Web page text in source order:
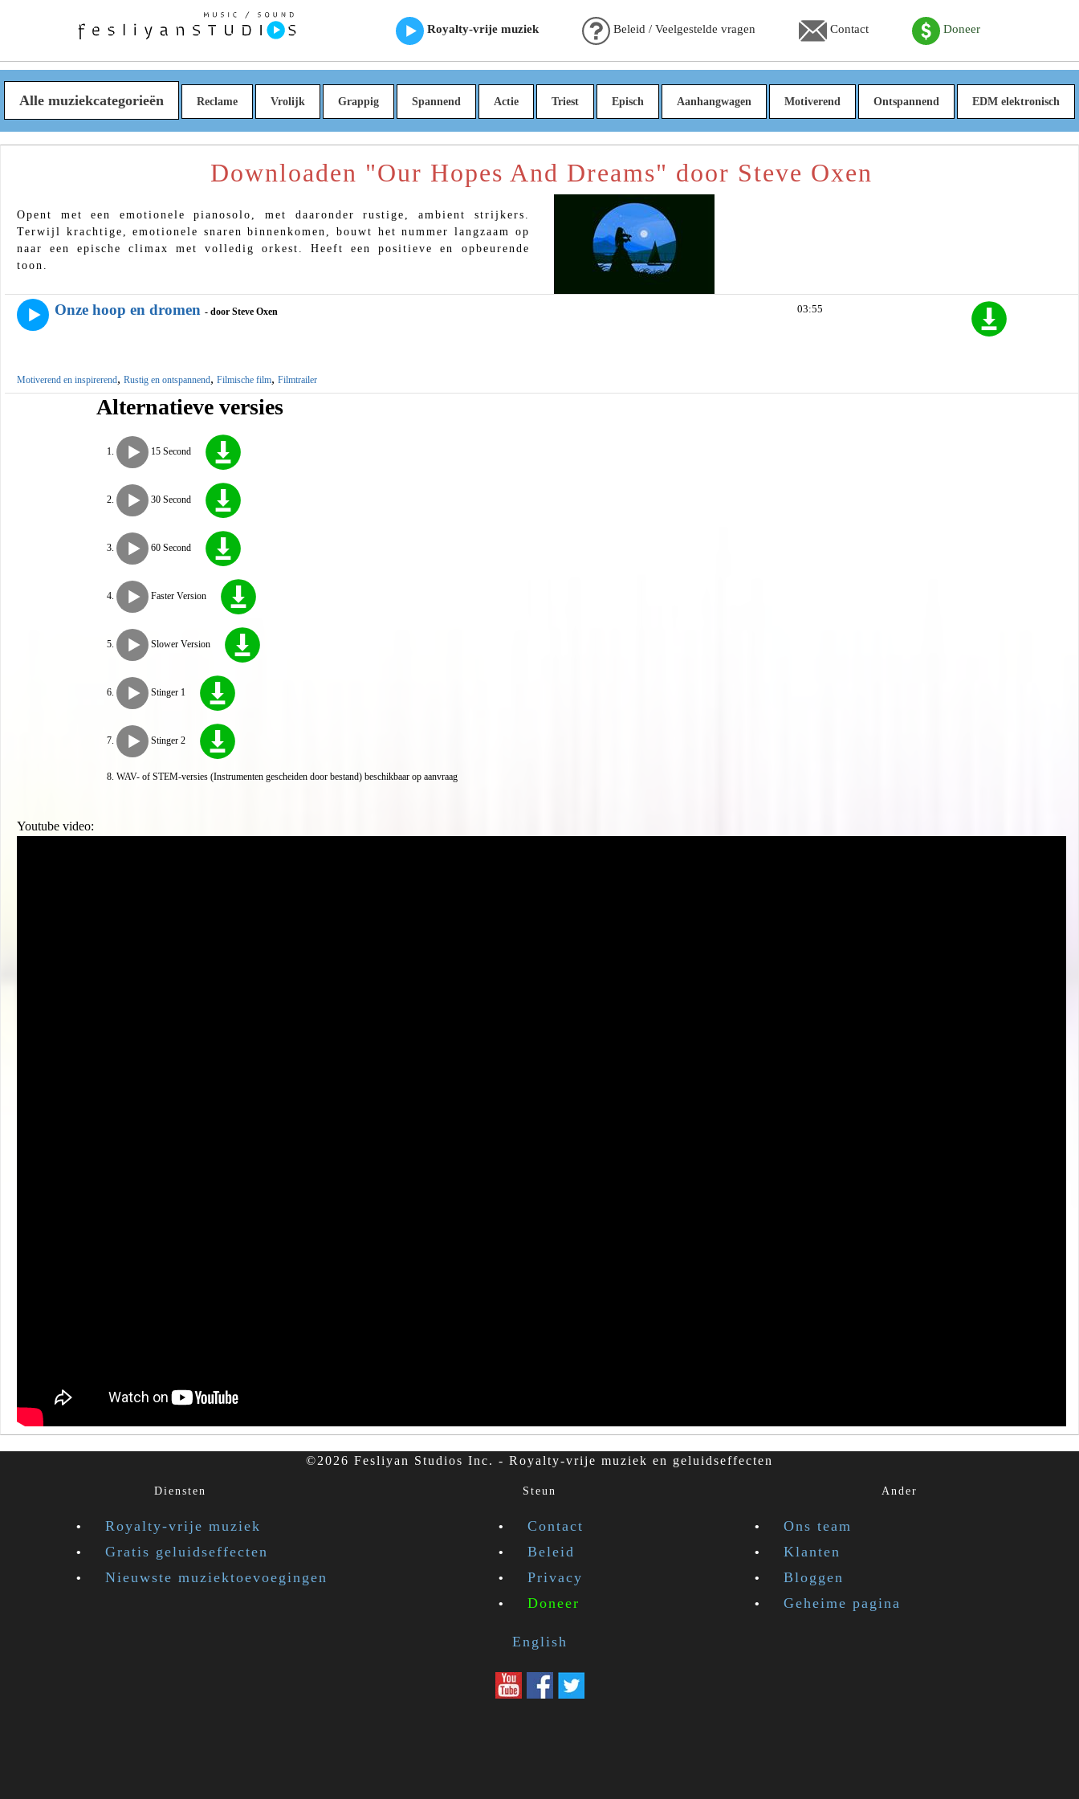
Royalty-vrije muziek Beleid / Veelgestelde vragen Contact Doneer
Alle muziekcategorieën Reclame Vrolijk Grappig Spannend Actie Triest Episch Aanhangwagen Motiverend Ontspannend EDM elektronisch
Downloaden "Our Hopes And Dreams" door Steve Oxen
Opent met een emotionele pianosolo, met daaronder rustige, ambient strijkers.
Terwijl krachtige, emotionele snaren binnenkomen, bouwt het nummer langzaam op
naar een epische climax met volledig orkest. Heeft een positieve en opbeurende
toon.
Onze hoop en dromen - door Steve Oxen
Motiverend en inspirerend, Rustig en ontspannend, Filmische film, Filmtrailer
03:55
Alternatieve versies
15 Second
30 Second
60 Second
Faster Version
Slower Version
Stinger 1
Stinger 2
WAV- of STEM-versies (Instrumenten gescheiden door bestand) beschikbaar op aanvraag
Youtube video:
©2026 Fesliyan Studios Inc. - Royalty-vrije muziek en geluidseffecten
Diensten
Royalty-vrije muziek
Gratis geluidseffecten
Nieuwste muziektoevoegingen
Steun
Contact
Beleid
Privacy
Doneer
Ander
Ons team
Klanten
Bloggen
Geheime pagina
English